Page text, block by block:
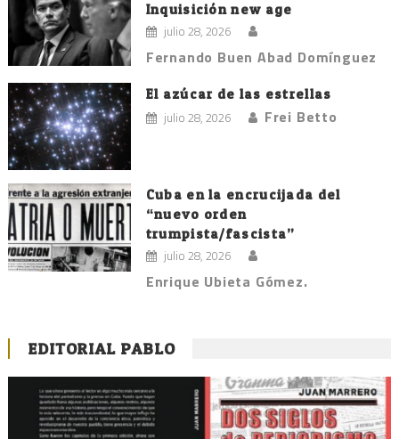
Inquisición new age
julio 28, 2026
Fernando Buen Abad Domínguez
El azúcar de las estrellas
julio 28, 2026 Frei Betto
Cuba en la encrucijada del
“nuevo orden
trumpista/fascista”
julio 28, 2026
Enrique Ubieta Gómez.
EDITORIAL PABLO